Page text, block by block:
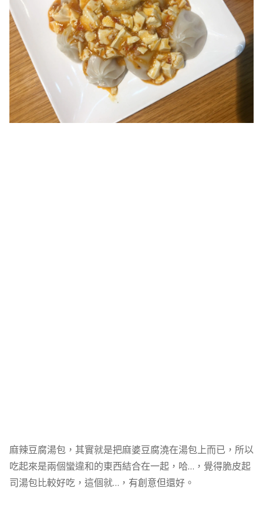
麻辣豆腐湯包，其實就是把麻婆豆腐澆在湯包上而已，所以
吃起來是兩個蠻違和的東西結合在一起，哈…，覺得脆皮起
司湯包比較好吃，這個就…，有創意但還好。